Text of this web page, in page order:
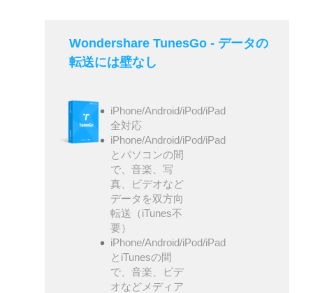
Wondershare TunesGo - データの
転送には壁なし
iPhone/Android/iPod/iPad
全対応
iPhone/Android/iPod/iPad
とパソコンの間
で、音楽、写
真、ビデオなど
データを双方向
転送（iTunes不
要）
iPhone/Android/iPod/iPad
とiTunesの間
で、音楽、ビデ
オなどメディア